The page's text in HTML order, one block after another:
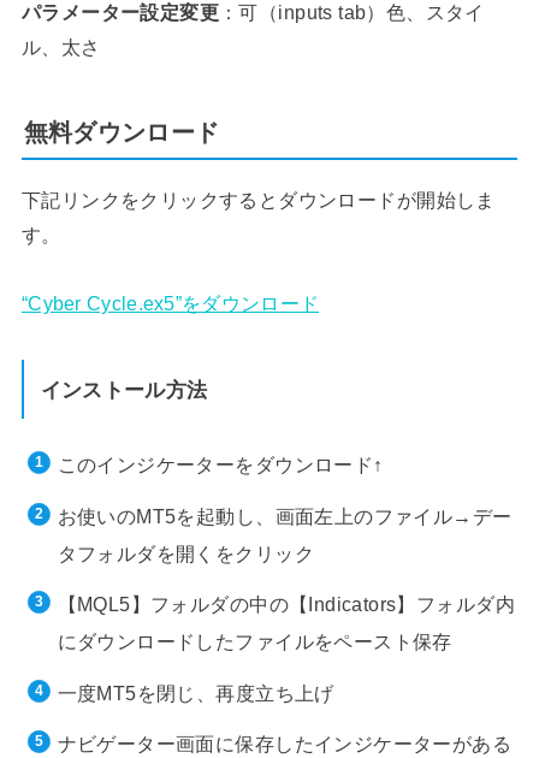
パラメーター設定変更 ：可（inputs tab）色、スタイ
ル、太さ
無料ダウンロード
下記リンクをクリックするとダウンロードが開始しま
す。
“Cyber Cycle.ex5”をダウンロード
インストール方法
このインジケーターをダウンロード↑
お使いのMT5を起動し、画面左上のファイル→デー
タフォルダを開くをクリック
【MQL5】フォルダの中の【Indicators】フォルダ内
にダウンロードしたファイルをペースト保存
一度MT5を閉じ、再度立ち上げ
ナビゲーター画面に保存したインジケーターがある